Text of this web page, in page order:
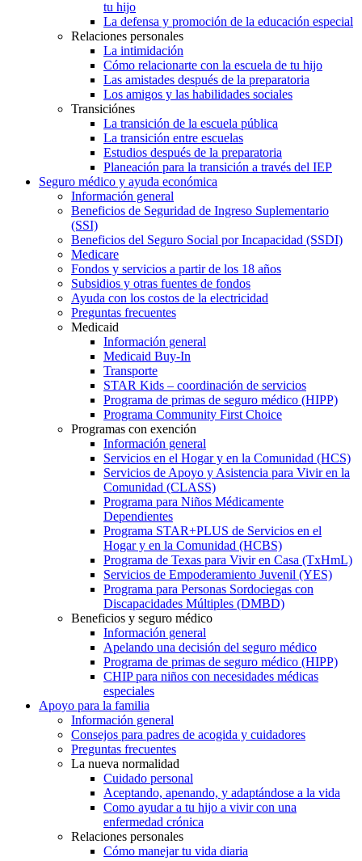
tu hijo
La defensa y promoción de la educación especial
Relaciones personales
La intimidación
Cómo relacionarte con la escuela de tu hijo
Las amistades después de la preparatoria
Los amigos y las habilidades sociales
Transiciónes
La transición de la escuela pública
La transición entre escuelas
Estudios después de la preparatoria
Planeación para la transición a través del IEP
Seguro médico y ayuda económica
Información general
Beneficios de Seguridad de Ingreso Suplementario
(SSI)
Beneficios del Seguro Social por Incapacidad (SSDI)
Medicare
Fondos y servicios a partir de los 18 años
Subsidios y otras fuentes de fondos
Ayuda con los costos de la electricidad
Preguntas frecuentes
Medicaid
Información general
Medicaid Buy-In
Transporte
STAR Kids – coordinación de servicios
Programa de primas de seguro médico (HIPP)
Programa Community First Choice
Programas con exención
Información general
Servicios en el Hogar y en la Comunidad (HCS)
Servicios de Apoyo y Asistencia para Vivir en la
Comunidad (CLASS)
Programa para Niños Médicamente
Dependientes
Programa STAR+PLUS de Servicios en el
Hogar y en la Comunidad (HCBS)
Programa de Texas para Vivir en Casa (TxHmL)
Servicios de Empoderamiento Juvenil (YES)
Programa para Personas Sordociegas con
Discapacidades Múltiples (DMBD)
Beneficios y seguro médico
Información general
Apelando una decisión del seguro médico
Programa de primas de seguro médico (HIPP)
CHIP para niños con necesidades médicas
especiales
Apoyo para la familia
Información general
Consejos para padres de acogida y cuidadores
Preguntas frecuentes
La nueva normalidad
Cuidado personal
Aceptando, apenando, y adaptándose a la vida
Como ayudar a tu hijo a vivir con una
enfermedad crónica
Relaciones personales
Cómo manejar tu vida diaria